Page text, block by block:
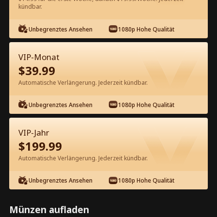
60 Jetzt entsperren
Kostenlos in der App ansehen
Episode 56 - Leg dich nicht mit der
Frau des CEO an Kompletter Film
1-50 51-71
56 57 58 59 60
kündbar.
Unbegrenztes Ansehen 1080p Hohe Qualität
VIP-Monat
$39.99
Automatische Verlängerung. Jederzeit kündbar.
Unbegrenztes Ansehen 1080p Hohe Qualität
VIP-Jahr
$199.99
Automatische Verlängerung. Jederzeit kündbar.
Unbegrenztes Ansehen 1080p Hohe Qualität
Münzen aufladen